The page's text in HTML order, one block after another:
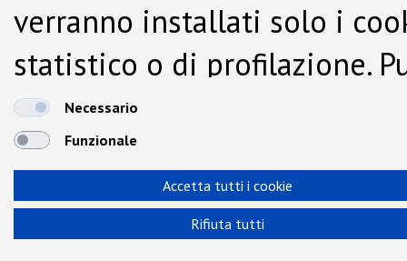
verranno installati solo i
statistico o di profilazione.
dalla Cookie Policy.
Necessario
Funzionale
Accetta tutti i cookie
Rifiuta tutti